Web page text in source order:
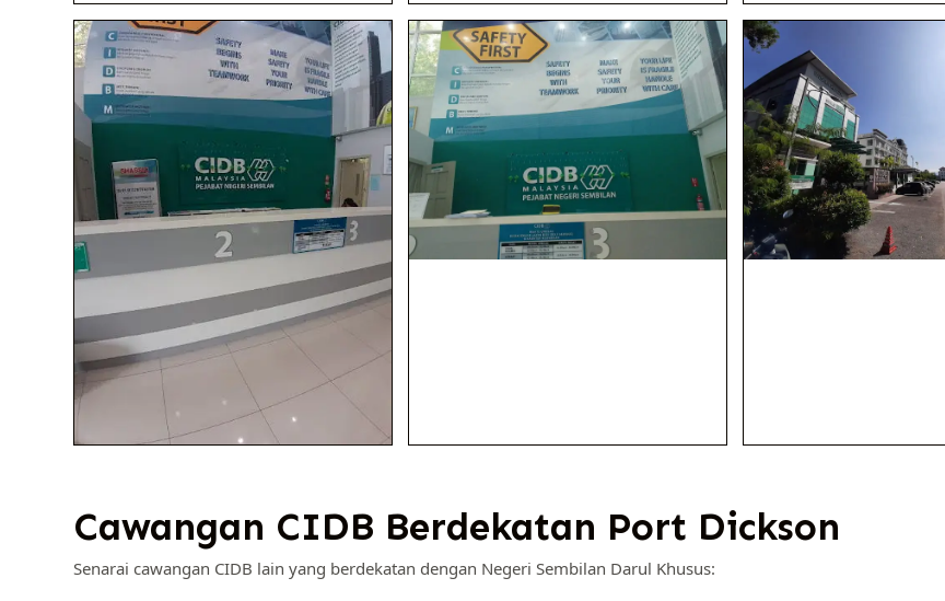
Cawangan CIDB Berdekatan Port Dickson
Senarai cawangan CIDB lain yang berdekatan dengan Negeri Sembilan Darul Khusus: